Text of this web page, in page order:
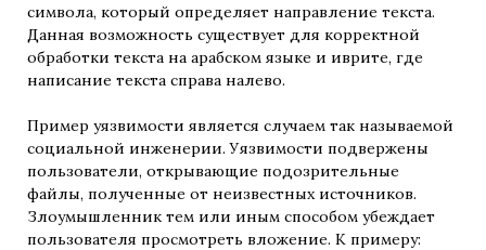
символа, который определяет направление текста.
Данная возможность существует для корректной
обработки текста на арабском языке и иврите, где
написание текста справа налево.
Пример уязвимости является случаем так называемой
социальной инженерии. Уязвимости подвержены
пользователи, открывающие подозрительные
файлы, полученные от неизвестных источников.
Злоумышленник тем или иным способом убеждает
пользователя просмотреть вложение. К примеру: